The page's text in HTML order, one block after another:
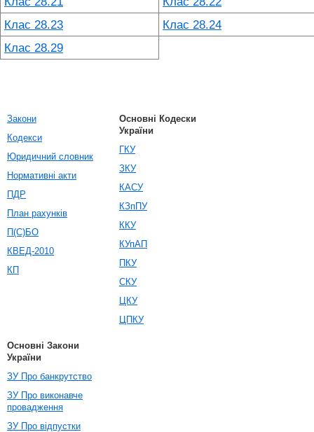
Клас 28.23
Клас 28.24
Клас 28.29
Закони
Кодекси
Юридичний словник
Нормативні акти
ПДР
План рахунків
П(С)БО
КВЕД-2010
КП
Основні Кодески
України
ГКУ
ЗКУ
КАСУ
КЗпПУ
ККУ
КУпАП
ПКУ
СКУ
ЦКУ
ЦПКУ
Основні Закони
України
ЗУ Про банкрутство
ЗУ Про виконавче
провадження
ЗУ Про відпустки